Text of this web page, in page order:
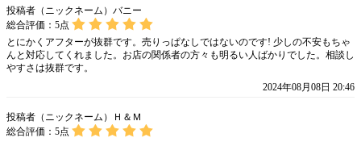
投稿者（ニックネーム）バニー
総合評価： 5点
とにかくアフターが抜群です。売りっぱなしではないのです! 少しの不安もちゃ
んと対応してくれました。お店の関係者の方々も明るい人ばかりでした。相談し
やすさは抜群です。
2024年08月08日 20:46
投稿者（ニックネーム）Ｈ＆Ｍ
総合評価： 5点